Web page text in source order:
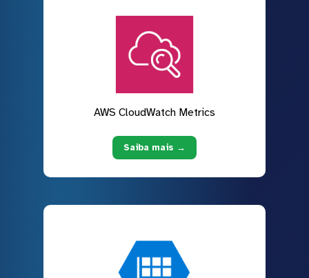
AWS CloudWatch Metrics
Saiba mais →